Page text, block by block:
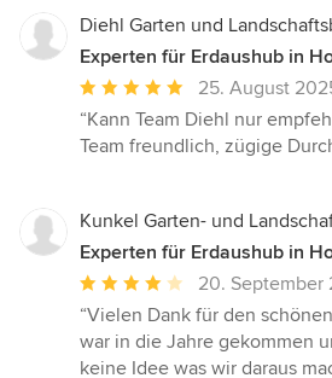
Diehl Garten und
Experten für Erdaushub in
Durchschnittliche
Bewertung:
5
Sternen
25. August
“Kann Team Diehl nur
Team freundlich, zügige
Kunkel Garten- und
Experten für Erdaushub in
Durchschnittliche
Bewertung:
4
von
20. September
“Vielen Dank für den
war in die Jahre gekommen
keine Idee was wir daraus